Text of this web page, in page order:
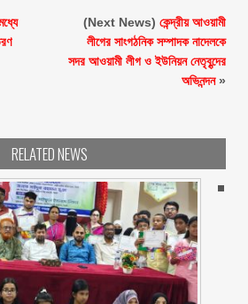
(Next News) কেন্দ্রীয় আওয়ামী
লীগের সাংগঠনিক সম্পাদক নাদেলকে
সদর আওয়ামী লীগ ও ইউনিয়ন নেতৃবৃন্দের
অভিনন্দন»
RELATED NEWS